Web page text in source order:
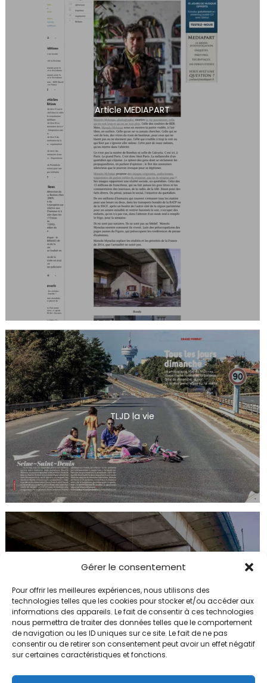
Gérer le consentement
Pour offrir les meilleures expériences, nous utilisons des
technologies telles que les cookies pour stocker et/ou accéder aux
informations des appareils. Le fait de consentir à ces technologies
nous permettra de traiter des données telles que le comportement
de navigation ou les ID uniques sur ce site. Le fait de ne pas
consentir ou de retirer son consentement peut avoir un effet négatif
sur certaines caractéristiques et fonctions.
Article MEDIAPART
TLJD la vie
mag-21809-p016-021-2